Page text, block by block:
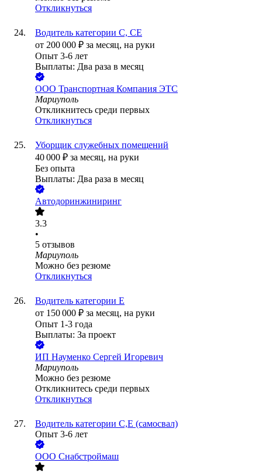
Откликнуться
Водитель категории С, СЕ
от 200 000 ₽ за месяц, на руки
Опыт 3-6 лет
Выплаты: Два раза в месяц
ООО Транспортная Компания ЭТС
Мариуполь
Откликнитесь среди первых
Откликнуться
Уборщик служебных помещений
40 000 ₽ за месяц, на руки
Без опыта
Выплаты: Два раза в месяц
Автодоринжиниринг
3.3
•
5 отзывов
Мариуполь
Можно без резюме
Откликнуться
Водитель категории Е
от 150 000 ₽ за месяц, на руки
Опыт 1-3 года
Выплаты: За проект
ИП Науменко Сергей Игоревич
Мариуполь
Можно без резюме
Откликнитесь среди первых
Откликнуться
Водитель категории С,Е (самосвал)
Опыт 3-6 лет
ООО Снабстроймаш